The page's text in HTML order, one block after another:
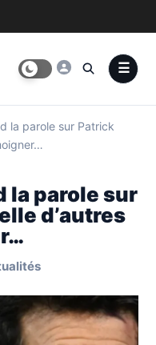
la parole sur Patrick
la parole sur
d’autres